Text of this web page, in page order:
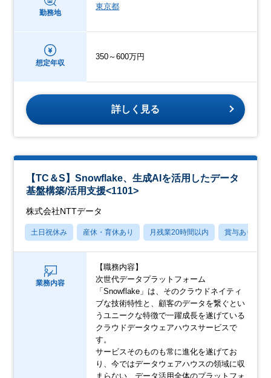
勤務地
東京都
想定年収
350～600万円
詳しく見る
【TC＆S】Snowflake、生成AIを活用したデータ
基盤構築/活用支援<1101>
株式会社NTTデータ
土日祝休み 産休・育休あり 月残業20時間以内 賞与あり
業務内容
【職務内容】
次世代データプラットフォーム
「Snowflake」は、そのクラウドネイティ
ブな技術特性と、顧客のデータを繋ぐとい
うユニークな特徴で一躍成長を遂げている
クラウドデータウェアハウスサービスで
す。
サービスそのものも常に進化を遂げてお
り、今ではデータウェアハウスの領域に収
まらない、データ活用全体のプラットフォ